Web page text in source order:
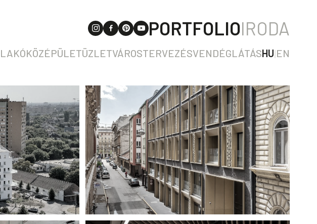
PORTFOLIOIRODA
LAKÓKÖZÉPÜLETÜZLETVÁROSTERVEZÉSVENDÉGLÁTÁSHU|EN